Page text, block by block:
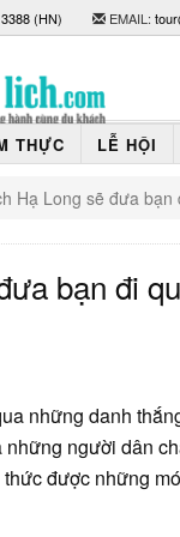
(HN) EMAIL:
THỰC LỄ HỘI
Hạ Long sẽ đưa
bạn đi
những danh
người dân
được những